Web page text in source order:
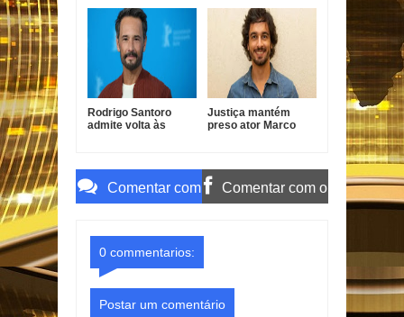
demência
20 anos
Rodrigo Santoro
admite volta às
Justiça mantém
preso ator Marco
Comentar com Comentar com o
0 commentarios:
Postar um comentário